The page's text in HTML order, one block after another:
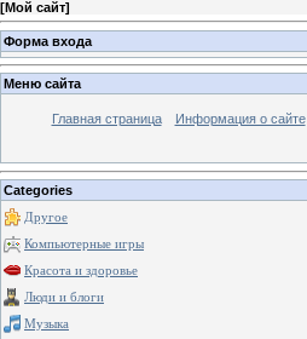
[Мой сайт]
Форма входа
Меню сайта
Главная страница Информация о сайте
Categories
Другое
Компьютерные игры
Красота и здоровье
Люди и блоги
Музыка